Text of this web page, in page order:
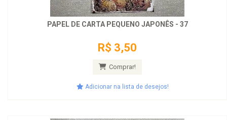
PAPEL DE CARTA PEQUENO JAPONÊS - 37
R$ 3,50
Comprar!
Adicionar na lista de desejos!